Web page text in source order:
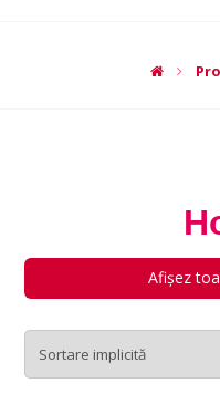
Afișez